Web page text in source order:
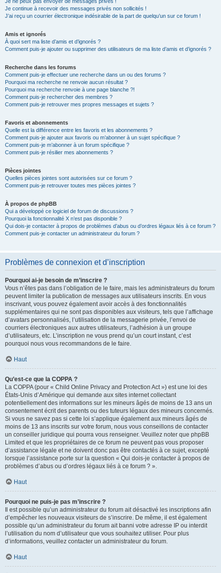
Je continue à recevoir des messages privés non sollicités !
J’ai reçu un courrier électronique indésirable de la part de quelqu’un sur ce forum !
Amis et ignorés
À quoi sert ma liste d’amis et d’ignorés ?
Comment puis-je ajouter ou supprimer des utilisateurs de ma liste d’amis et d’ignorés ?
Recherche dans les forums
Comment puis-je effectuer une recherche dans un ou des forums ?
Pourquoi ma recherche ne renvoie aucun résultat ?
Pourquoi ma recherche renvoie à une page blanche ?!
Comment puis-je rechercher des membres ?
Comment puis-je retrouver mes propres messages et sujets ?
Favoris et abonnements
Quelle est la différence entre les favoris et les abonnements ?
Comment puis-je ajouter aux favoris ou m’abonner à un sujet spécifique ?
Comment puis-je m’abonner à un forum spécifique ?
Comment puis-je résilier mes abonnements ?
Pièces jointes
Quelles pièces jointes sont autorisées sur ce forum ?
Comment puis-je retrouver toutes mes pièces jointes ?
À propos de phpBB
Qui a développé ce logiciel de forum de discussions ?
Pourquoi la fonctionnalité X n’est pas disponible ?
Qui dois-je contacter à propos de problèmes d’abus ou d’ordres légaux liés à ce forum ?
Comment puis-je contacter un administrateur du forum ?
Problèmes de connexion et d’inscription
Pourquoi ai-je besoin de m’inscrire ?
Vous n’êtes pas dans l’obligation de le faire, mais les administrateurs du forum
peuvent limiter la publication de messages aux utilisateurs inscrits. En vous
inscrivant, vous pouvez également avoir accès à des fonctionnalités
supplémentaires qui ne sont pas disponibles aux visiteurs, tels que l’affichage
d’avatars personnalisés, l’utilisation de la messagerie privée, l’envoi de
courriers électroniques aux autres utilisateurs, l’adhésion à un groupe
d’utilisateurs, etc. L’inscription ne vous prend qu’un court instant, c’est
pourquoi nous vous recommandons de le faire.
Haut
Qu’est-ce que la COPPA ?
La COPPA (pour « Child Online Privacy and Protection Act ») est une loi des
États-Unis d’Amérique qui demande aux sites internet collectant
potentiellement des informations sur les mineurs âgés de moins de 13 ans un
consentement écrit des parents ou des tuteurs légaux des mineurs concernés.
Si vous ne savez pas si cette loi s’applique également aux mineurs âgés de
moins de 13 ans inscrits sur votre forum, nous vous conseillons de contacter
un conseiller juridique qui pourra vous renseigner. Veuillez noter que phpBB
Limited et que les propriétaires de ce forum ne peuvent pas vous proposer
d’assistance légale et ne doivent donc pas être contactés à ce sujet, excepté
lorsque l’assistance porte sur la question « Qui dois-je contacter à propos de
problèmes d’abus ou d’ordres légaux liés à ce forum ? ».
Haut
Pourquoi ne puis-je pas m’inscrire ?
Il est possible qu’un administrateur du forum ait désactivé les inscriptions afin
d’empêcher les nouveaux visiteurs de s’inscrire. De même, il est également
possible qu’un administrateur du forum ait banni votre adresse IP ou interdit
l’utilisation du nom d’utilisateur que vous souhaitez utiliser. Pour plus
d’informations, veuillez contacter un administrateur du forum.
Haut